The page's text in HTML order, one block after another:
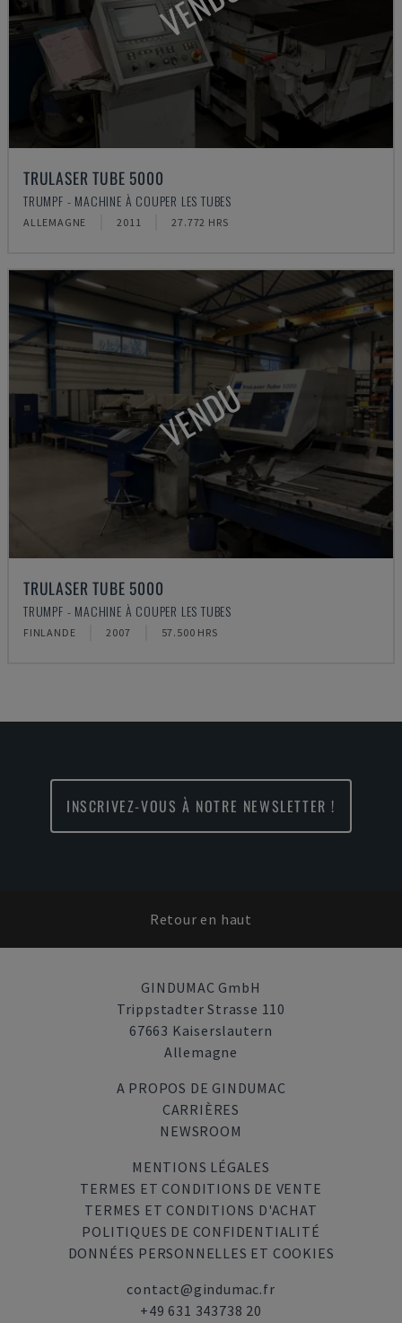
TRULASER TUBE 5000
TRUMPF - MACHINE À COUPER LES TUBES
ALLEMAGNE 2011 27.772 HRS
VENDU
TRULASER TUBE 5000
TRUMPF - MACHINE À COUPER LES TUBES
FINLANDE 2007 57.500 HRS
INSCRIVEZ-VOUS À NOTRE NEWSLETTER !
Retour en haut
GINDUMAC GmbH
Trippstadter Strasse 110
67663 Kaiserslautern
Allemagne
A PROPOS DE GINDUMAC
CARRIÈRES
NEWSROOM
MENTIONS LÉGALES
TERMES ET CONDITIONS DE VENTE
TERMES ET CONDITIONS D'ACHAT
POLITIQUES DE CONFIDENTIALITÉ
DONNÉES PERSONNELLES ET COOKIES
contact@gindumac.fr
+49 631 343738 20